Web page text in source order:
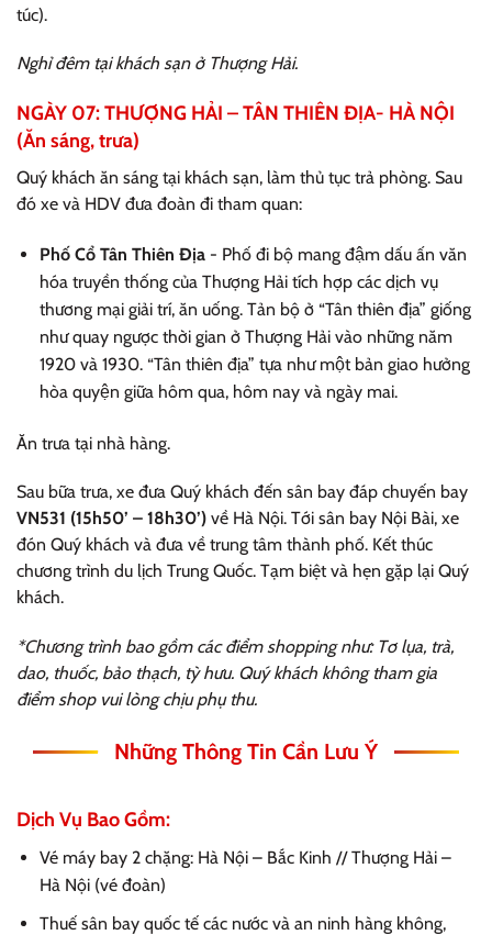
túc).
Nghỉ đêm tại khách sạn ở Thượng Hải.
NGÀY 07: THƯỢNG HẢI – TÂN THIÊN ĐỊA- HÀ NỘI
(Ăn sáng, trưa)
Quý khách ăn sáng tại khách sạn, làm thủ tục trả phòng. Sau
đó xe và HDV đưa đoàn đi tham quan:
Phố Cổ Tân Thiên Địa - Phố đi bộ mang đậm dấu ấn văn
hóa truyền thống của Thượng Hải tích hợp các dịch vụ
thương mại giải trí, ăn uống. Tản bộ ở “Tân thiên địa” giống
như quay ngược thời gian ở Thượng Hải vào những năm
1920 và 1930. “Tân thiên địa” tựa như một bản giao hưởng
hòa quyện giữa hôm qua, hôm nay và ngày mai.
Ăn trưa tại nhà hàng.
Sau bữa trưa, xe đưa Quý khách đến sân bay đáp chuyến bay
VN531 (15h50’ – 18h30’) về Hà Nội. Tới sân bay Nội Bài, xe
đón Quý khách và đưa về trung tâm thành phố. Kết thúc
chương trình du lịch Trung Quốc. Tạm biệt và hẹn gặp lại Quý
khách.
*Chương trình bao gồm các điểm shopping như: Tơ lụa, trà,
dao, thuốc, bảo thạch, tỳ hưu. Quý khách không tham gia
điểm shop vui lòng chịu phụ thu.
Những Thông Tin Cần Lưu Ý
Dịch Vụ Bao Gồm:
Vé máy bay 2 chặng: Hà Nội – Bắc Kinh // Thượng Hải –
Hà Nội (vé đoàn)
Thuế sân bay quốc tế các nước và an ninh hàng không,